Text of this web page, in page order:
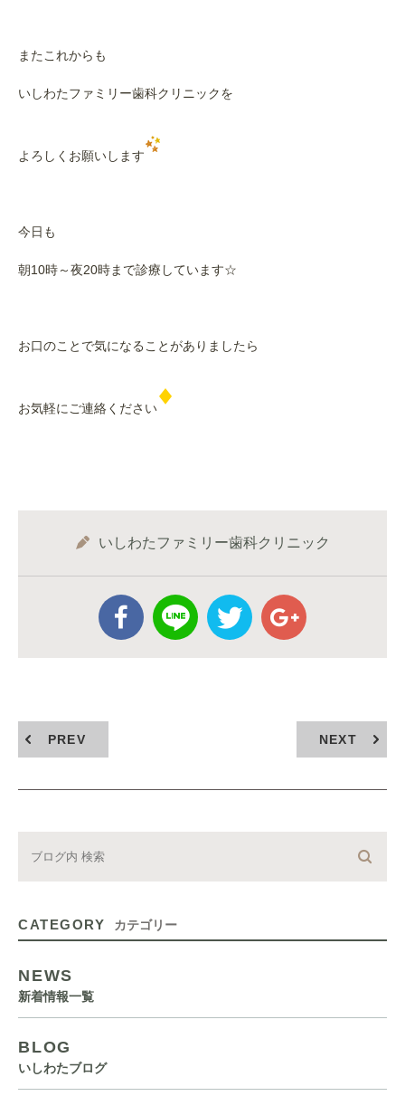
またこれからも
いしわたファミリー歯科クリニックを
よろしくお願いします
今日も
朝10時～夜20時まで診療しています☆
お口のことで気になることがありましたら
お気軽にご連絡ください
いしわたファミリー歯科クリニック
PREV NEXT
CATEGORY カテゴリー
NEWS
新着情報一覧
BLOG
いしわたブログ